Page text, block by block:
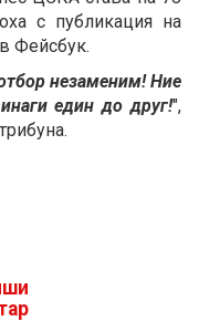
с публикация на
Фейсбук.
незаменим! Ние
един до друг!",